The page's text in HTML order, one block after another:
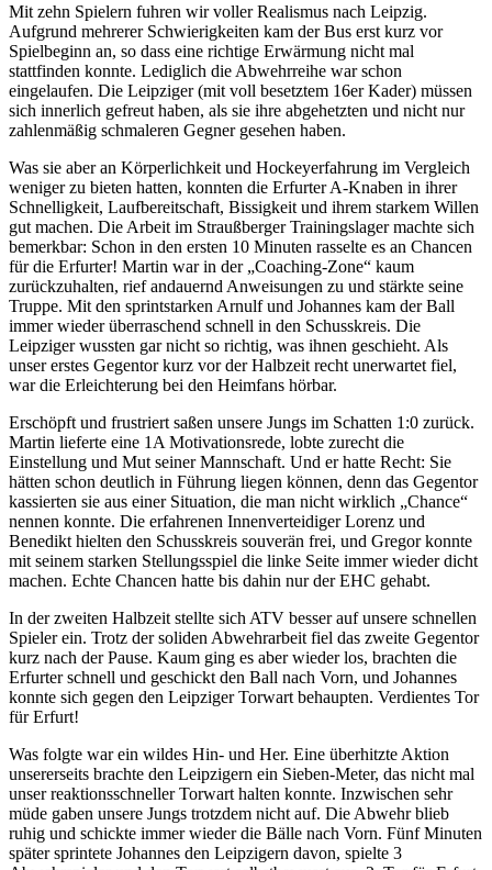
Mit zehn Spielern fuhren wir voller Realismus nach Leipzig.
Aufgrund mehrerer Schwierigkeiten kam der Bus erst kurz vor
Spielbeginn an, so dass eine richtige Erwärmung nicht mal
stattfinden konnte. Lediglich die Abwehrreihe war schon
eingelaufen. Die Leipziger (mit voll besetztem 16er Kader) müssen
sich innerlich gefreut haben, als sie ihre abgehetzten und nicht nur
zahlenmäßig schmaleren Gegner gesehen haben.
Was sie aber an Körperlichkeit und Hockeyerfahrung im Vergleich
weniger zu bieten hatten, konnten die Erfurter A-Knaben in ihrer
Schnelligkeit, Laufbereitschaft, Bissigkeit und ihrem starkem Willen
gut machen. Die Arbeit im Straußberger Trainingslager machte sich
bemerkbar: Schon in den ersten 10 Minuten rasselte es an Chancen
für die Erfurter! Martin war in der „Coaching-Zone“ kaum
zurückzuhalten, rief andauernd Anweisungen zu und stärkte seine
Truppe. Mit den sprintstarken Arnulf und Johannes kam der Ball
immer wieder überraschend schnell in den Schusskreis. Die
Leipziger wussten gar nicht so richtig, was ihnen geschieht. Als
unser erstes Gegentor kurz vor der Halbzeit recht unerwartet fiel,
war die Erleichterung bei den Heimfans hörbar.
Erschöpft und frustriert saßen unsere Jungs im Schatten 1:0 zurück.
Martin lieferte eine 1A Motivationsrede, lobte zurecht die
Einstellung und Mut seiner Mannschaft. Und er hatte Recht: Sie
hätten schon deutlich in Führung liegen können, denn das Gegentor
kassierten sie aus einer Situation, die man nicht wirklich „Chance“
nennen konnte. Die erfahrenen Innenverteidiger Lorenz und
Benedikt hielten den Schusskreis souverän frei, und Gregor konnte
mit seinem starken Stellungsspiel die linke Seite immer wieder dicht
machen. Echte Chancen hatte bis dahin nur der EHC gehabt.
In der zweiten Halbzeit stellte sich ATV besser auf unsere schnellen
Spieler ein. Trotz der soliden Abwehrarbeit fiel das zweite Gegentor
kurz nach der Pause. Kaum ging es aber wieder los, brachten die
Erfurter schnell und geschickt den Ball nach Vorn, und Johannes
konnte sich gegen den Leipziger Torwart behaupten. Verdientes Tor
für Erfurt!
Was folgte war ein wildes Hin- und Her. Eine überhitzte Aktion
unsererseits brachte den Leipzigern ein Sieben-Meter, das nicht mal
unser reaktionsschneller Torwart halten konnte. Inzwischen sehr
müde gaben unsere Jungs trotzdem nicht auf. Die Abwehr blieb
ruhig und schickte immer wieder die Bälle nach Vorn. Fünf Minuten
später sprintete Johannes den Leipzigern davon, spielte 3